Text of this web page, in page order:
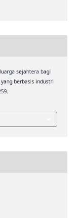
sejahtera bagi
berbasis industri